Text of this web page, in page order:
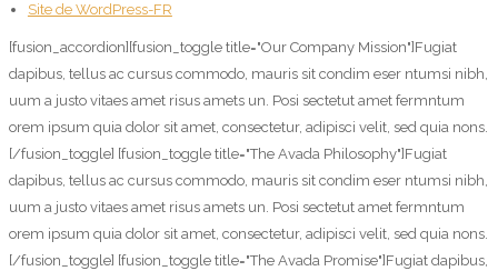
Site de WordPress-FR
[fusion_accordion][fusion_toggle title="Our Company Mission"]Fugiat
dapibus, tellus ac cursus commodo, mauris sit condim eser ntumsi nibh,
uum a justo vitaes amet risus amets un. Posi sectetut amet fermntum
orem ipsum quia dolor sit amet, consectetur, adipisci velit, sed quia nons.
[/fusion_toggle] [fusion_toggle title="The Avada Philosophy"]Fugiat
dapibus, tellus ac cursus commodo, mauris sit condim eser ntumsi nibh,
uum a justo vitaes amet risus amets un. Posi sectetut amet fermntum
orem ipsum quia dolor sit amet, consectetur, adipisci velit, sed quia nons.
[/fusion_toggle] [fusion_toggle title="The Avada Promise"]Fugiat dapibus,